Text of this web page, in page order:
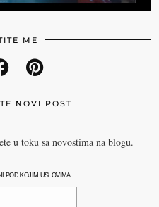
ME
NOVI POST
u toku sa novostima na blogu.
POD KOJIM USLOVIMA.